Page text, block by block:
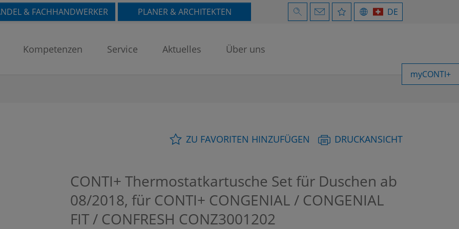
& FACHHANDWERKER PLANER & ARCHITEKTEN DE
Kompetenzen Service Aktuelles Über uns
myCONTI+
ZU FAVORITEN HINZUFÜGEN DRUCKANSICHT
CONTI+ Thermostatkartusche Set für Duschen ab
08/2018, für CONTI+ CONGENIAL / CONGENIAL
FIT / CONFRESH CONZ3001202